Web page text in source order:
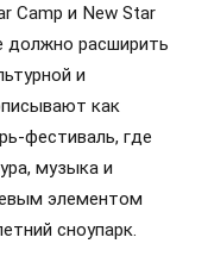
Camp и New Star
должно расширить
и
как
фестиваль, где
музыка и
элементом
сноупарк.